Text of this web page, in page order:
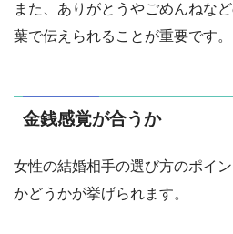
また、ありがとうやごめんねな
葉で伝えられることが重要です。
金銭感覚が合うか
女性の結婚相手の選び方のポイ
かどうかが挙げられます。